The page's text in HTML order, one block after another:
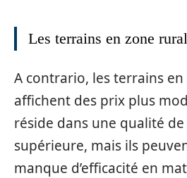
Les terrains en zone
A contrario, les terrains
affichent des prix plus
réside dans une qualité
supérieure, mais ils
manque d’efficacité en